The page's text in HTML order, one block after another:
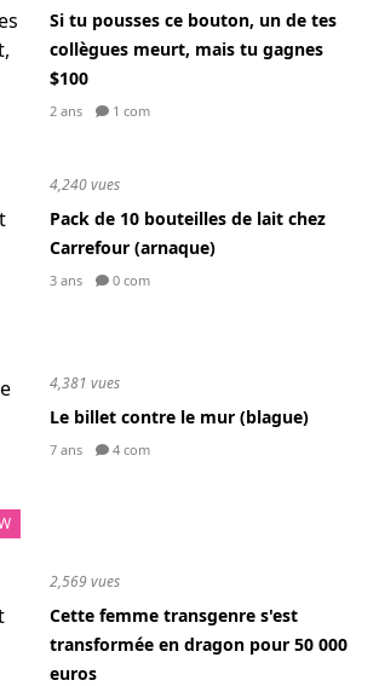
Si tu pousses ce bouton, un de tes
collègues meurt, mais tu gagnes
$100
2 ans 1 com
4,240 vues
Pack de 10 bouteilles de lait chez
Carrefour (arnaque)
3 ans 0 com
4,381 vues
Le billet contre le mur (blague)
7 ans 4 com
2,569 vues
Cette femme transgenre s'est
transformée en dragon pour 50 000
euros